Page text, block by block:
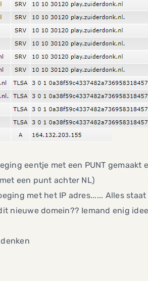
eentje met een PUNT gemaakt
een punt achter NL)
met het IP adres...... Alles
nieuwe domein?? Iemand enig